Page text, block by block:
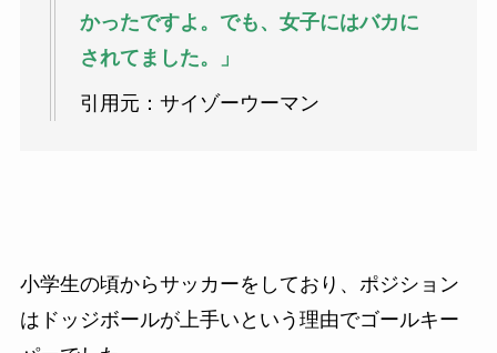
かったですよ。でも、女子にはバカに
されてました。」
引用元：サイゾーウーマン
小学生の頃からサッカーをしており、ポジション
はドッジボールが上手いという理由でゴールキー